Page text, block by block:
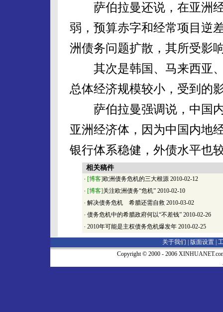
萨伯拉曼还说，在亚洲经
弱，预算赤字和经常项目逆
洲债务问题扩散，其所受影
其次是韩国、马来西亚、
总体经济规模较小，受到的
萨伯拉曼强调说，中国内
亚洲经济体，因为中国内地
银行体系稳健，外债水平也
相关稿件
· [博客]欧洲债务危机的三大根源 2010-02-12
· [博客]关注欧洲债务“危机” 2010-02-10
· 解决债务危机 希腊还需自救 2010-03-02
· 债务危机中的希腊政府何以“不差钱” 2010-02-26
· 2010年可能是主权债务危机爆发年 2010-02-25
关于我们 | 版面设置
Copyright © 2000 - 2006